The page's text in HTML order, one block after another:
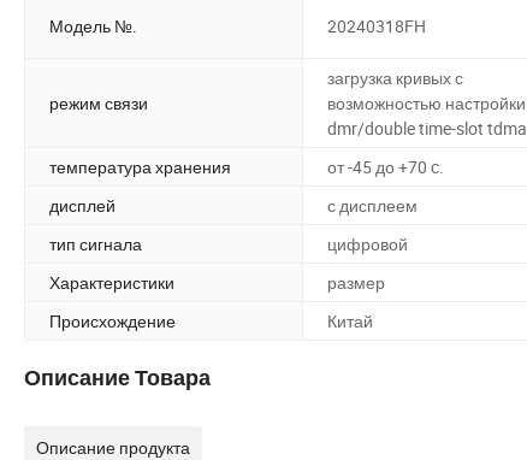
Модель №. 20240318FH
режим связи
загрузка кривых с
возможностью настройки
dmr/double time-slot tdma
температура хранения от -45 до +70 c.
дисплей
с дисплеем
тип сигнала
цифровой
Характеристики
размер
Происхождение
Китай
Описание Товара
Описание продукта